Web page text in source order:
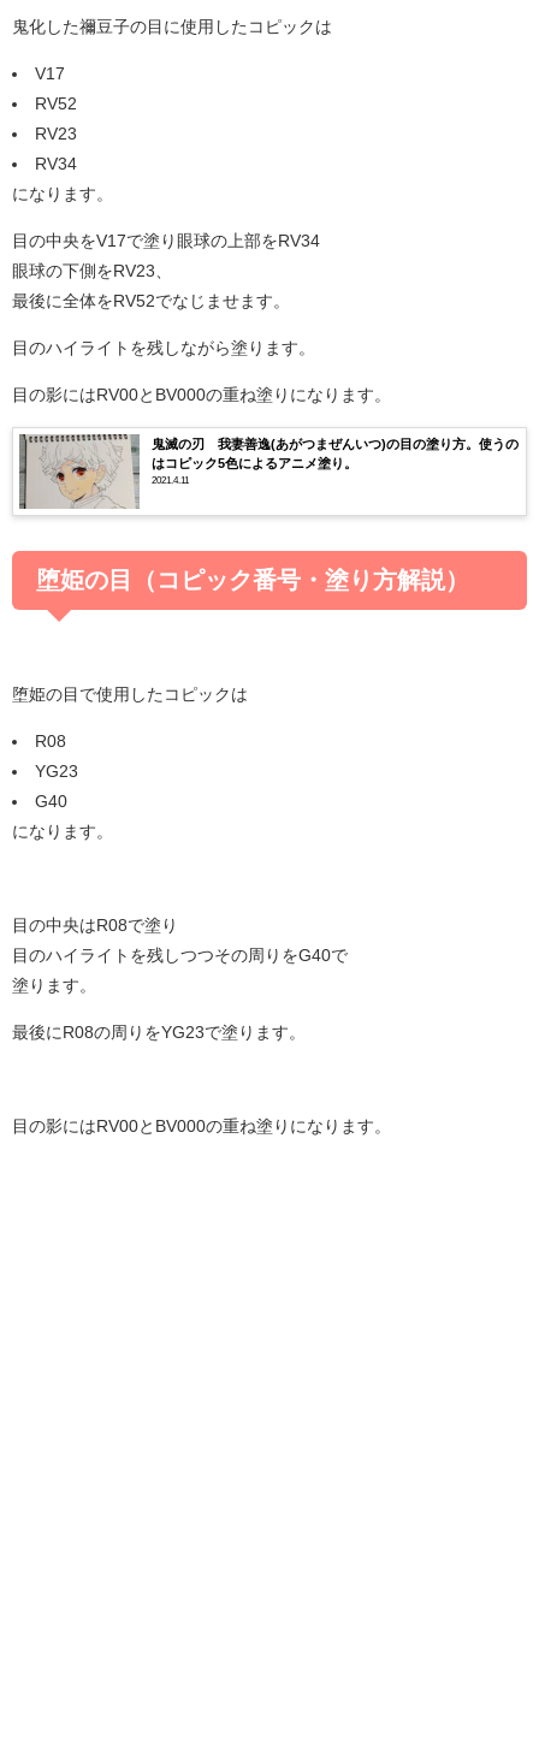
鬼化した禰豆子の目に使用したコピックは
V17
RV52
RV23
RV34
になります。
目の中央をV17で塗り眼球の上部をRV34
眼球の下側をRV23、
最後に全体をRV52でなじませます。
目のハイライトを残しながら塗ります。
目の影にはRV00とBV000の重ね塗りになります。
鬼滅の刃 我妻善逸(あがつまぜんいつ)の目の塗り方。使うの
はコピック5色によるアニメ塗り。
2021.4.11
堕姫の目（コピック番号・塗り方解説）
堕姫の目で使用したコピックは
R08
YG23
G40
になります。
目の中央はR08で塗り
目のハイライトを残しつつその周りをG40で
塗ります。
最後にR08の周りをYG23で塗ります。
目の影にはRV00とBV000の重ね塗りになります。